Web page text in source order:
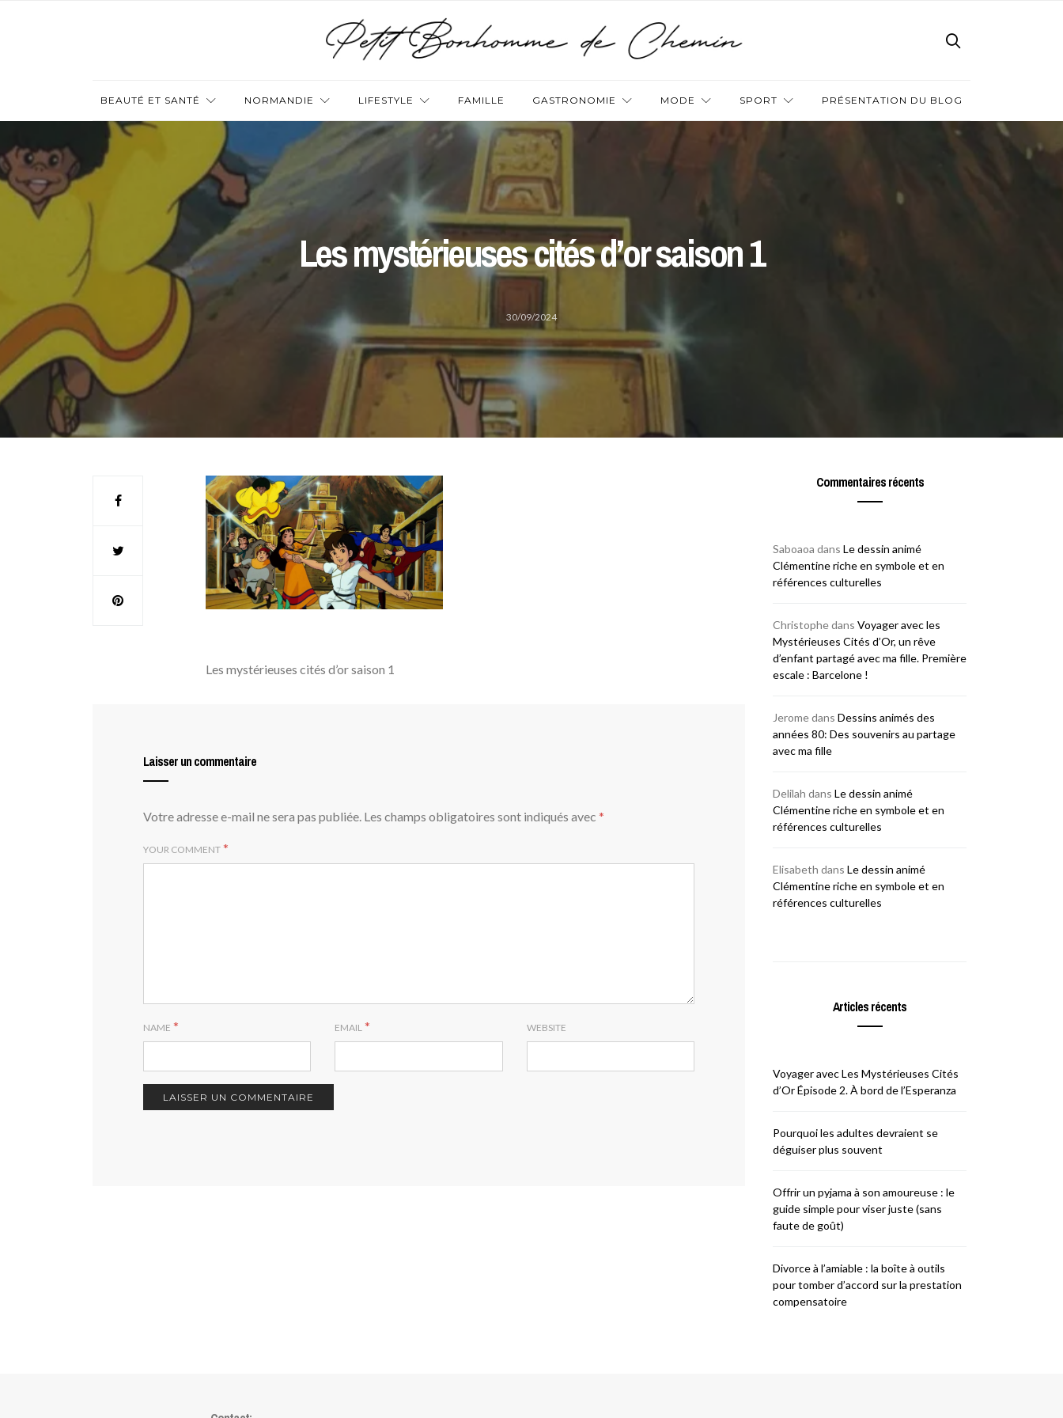
BEAUTÉ ET SANTÉ NORMANDIE LIFESTYLE FAMILLE GASTRONOMIE MODE SPORT PRÉSENTATION DU BLOG
Les mystérieuses cités d’or saison 1
30/09/2024
Les mystérieuses cités d’or saison 1
Laisser un commentaire
Votre adresse e-mail ne sera pas publiée. Les champs obligatoires sont indiqués avec *
YOUR COMMENT *
NAME * EMAIL * WEBSITE
Commentaires récents
Saboaoa dans Le dessin animé
Clémentine riche en symbole et en
références culturelles
Christophedans Voyager avec les
Mystérieuses Cités d’Or, un rêve
d’enfant partagé avec ma fille. Première
escale : Barcelone !
Jeromedans Dessins animés des
années 80: Des souvenirs au partage
avec ma fille
Delilah dans Le dessin animé
Clémentine riche en symbole et en
références culturelles
Elisabeth dans Le dessin animé
Clémentine riche en symbole et en
références culturelles
Articles récents
Voyager avec Les Mystérieuses Cités
d’Or Épisode 2. À bord de l’Esperanza
Pourquoi les adultes devraient se
déguiser plus souvent
Offrir un pyjama à son amoureuse : le
guide simple pour viser juste (sans
faute de goût)
Divorce à l’amiable : la boîte à outils
pour tomber d’accord sur la prestation
compensatoire